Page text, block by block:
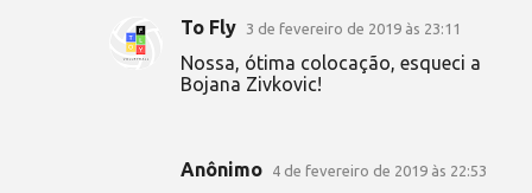
To Fly 3 de fevereiro de 2019 às 23:11
Nossa, ótima colocação, esqueci a
Bojana Zivkovic!
Anônimo 4 de fevereiro de 2019 às 22:53